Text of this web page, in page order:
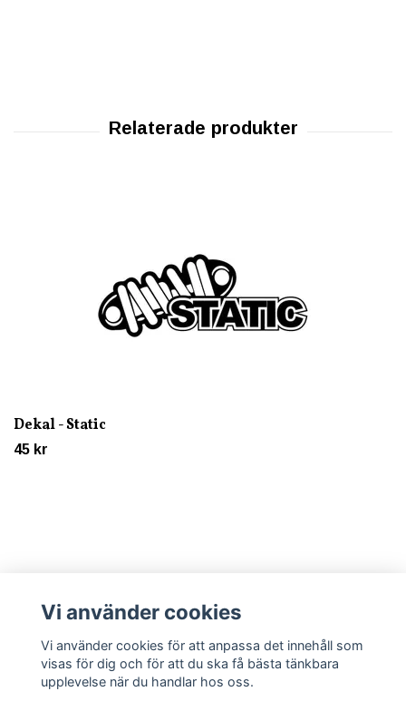
Dekal - Static
45 kr
Läs mer
Vi använder cookies
Vi använder cookies för att anpassa det innehåll som
visas för dig och för att du ska få bästa tänkbara
upplevelse när du handlar hos oss.